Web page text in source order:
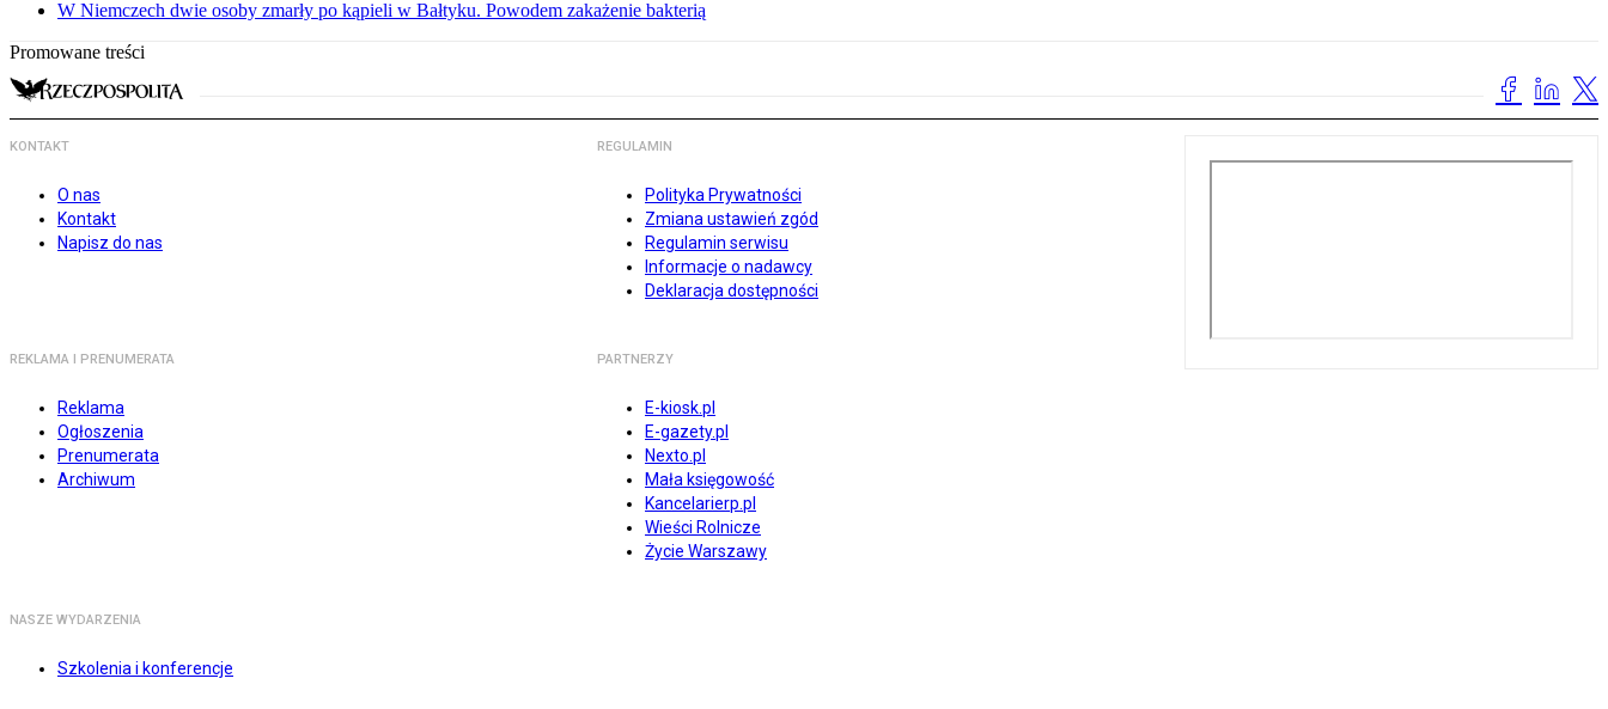
W Niemczech dwie osoby zmarły po kąpieli w Bałtyku. Powodem zakażenie bakterią
Promowane treści
KONTAKT
O nas
Kontakt
Napisz do nas
REGULAMIN
Polityka Prywatności
Zmiana ustawień zgód
Regulamin serwisu
Informacje o nadawcy
Deklaracja dostępności
REKLAMA I PRENUMERATA
Reklama
Ogłoszenia
Prenumerata
Archiwum
PARTNERZY
E-kiosk.pl
E-gazety.pl
Nexto.pl
Mała księgowość
Kancelarierp.pl
Wieści Rolnicze
Życie Warszawy
NASZE WYDARZENIA
Szkolenia i konferencje